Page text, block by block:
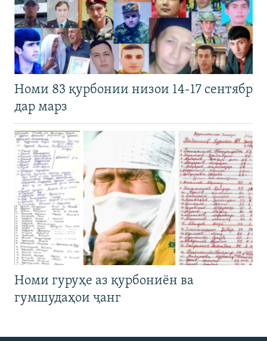
Номи 83 қурбонии низои 14-17 сентябр
дар марз
Номи гуруҳе аз қурбониён ва
гумшудаҳои ҷанг